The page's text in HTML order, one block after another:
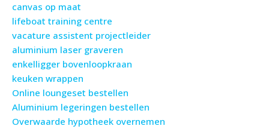
canvas op maat
lifeboat training centre
vacature assistent projectleider
aluminium laser graveren
enkelligger bovenloopkraan
keuken wrappen
Online loungeset bestellen
Aluminium legeringen bestellen
Overwaarde hypotheek overnemen